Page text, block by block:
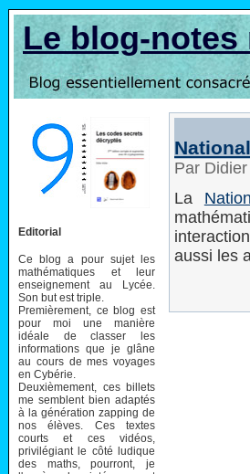
Le blog-notes
Editorial
Ce blog a pour sujet les
mathématiques et leur
enseignement au Lycée.
Son but est triple.
Premièrement, ce blog est
pour moi une manière
idéale de classer les
informations que je glâne
au cours de mes voyages
en Cybérie.
Deuxièmement, ces billets
me semblent bien adaptés
à la génération zapping de
nos élèves. Ces textes
courts et ces vidéos,
privilégiant le côté ludique
des maths, pourront, je
Par
La
aussi les